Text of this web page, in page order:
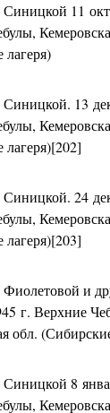
11
13
24
и
г. Верхние
обл.
8